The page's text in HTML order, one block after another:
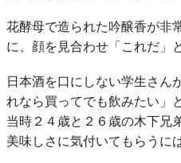
花酵母で造られた吟醸香が非
に、顔を見合わせ「これだ」
日本酒を口にしない学生さん
れなら買ってでも飲みたい」
当時２４歳と２６歳の木下兄
美味しさに気付いてもらうに